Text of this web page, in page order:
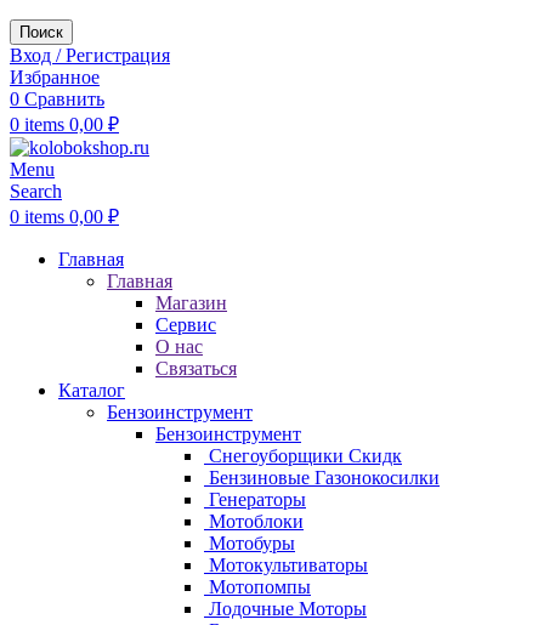
Поиск
Вход / Регистрация
Избранное
0 Сравнить
0 items 0,00 ₽
Menu
Search
0 items 0,00 ₽
Главная
Главная
Магазин
Сервис
О нас
Связаться
Каталог
Бензоинструмент
Бензоинструмент
Снегоуборщики Скидк
Бензиновые Газонокосилки
Генераторы
Мотоблоки
Мотобуры
Мотокультиваторы
Мотопомпы
Лодочные Моторы